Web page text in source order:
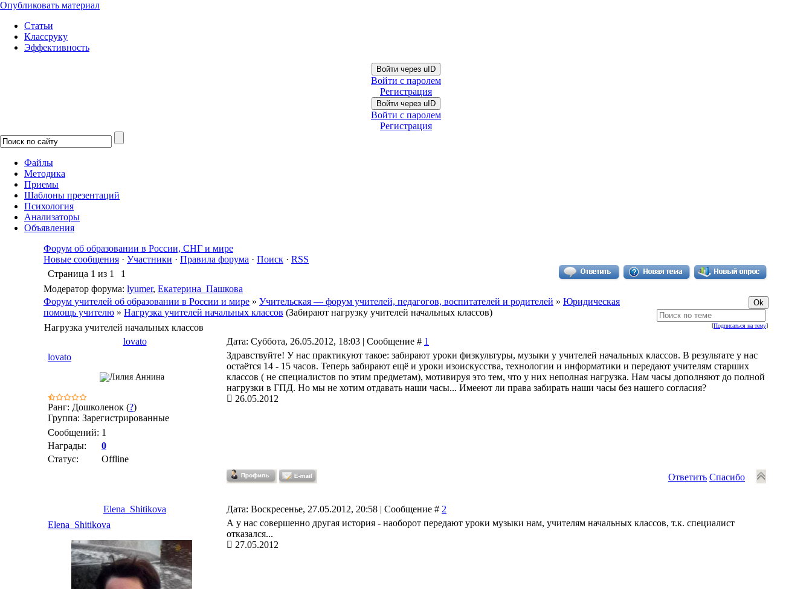
Опубликовать материал
Статьи
Классруку
Эффективность
Войти через uID
Войти с паролем
Регистрация
Войти через uID
Войти с паролем
Регистрация
Файлы
Методика
Приемы
Шаблоны презентаций
Психология
Анализаторы
Объявления
Форум об образовании в России, СНГ и мире
Новые сообщения · Участники · Правила форума · Поиск · RSS
Страница 1 из 1
1
Модератор форума: lyumer, Екатерина_Пашкова
Форум учителей об образовании в России и мире » Учительская — форум учителей, педагогов, воспитателей и родителей » Юридическая
помощь учителю » Нагрузка учителей начальных классов (Забирают нагрузку учителей начальных классов)
[Подписаться на тему]
Нагрузка учителей начальных классов
lovato
Дата: Суббота, 26.05.2012, 18:03 | Сообщение # 1
lovato
Ранг: Дошколенок (?)
Группа: Зарегистрированные
Сообщений: 1
Награды:
0
Статус:
Offline
Здравствуйте! У нас практикуют такое: забирают уроки физкультуры, музыки у учителей начальных классов. В результате у нас
остаётся 14 - 15 часов. Теперь забирают ещё и уроки изоискусства, технологии и информатики и передают учителям старших
классов ( не специалистов по этим предметам), мотивируя это тем, что у них неполная нагрузка. Нам часы дополняют до полной
нагрузки в ГПД. Но мы не хотим отдавать наши часы... Имееют ли права забирать наши часы без нашего согласия?
26.05.2012
Ответить Спасибо
Elena_Shitikova Дата: Воскресенье, 27.05.2012, 20:58 | Сообщение # 2
Elena_Shitikova
А у нас совершенно другая история - наоборот передают уроки музыки нам, учителям начальных классов, т.к. специалист
отказался...
27.05.2012